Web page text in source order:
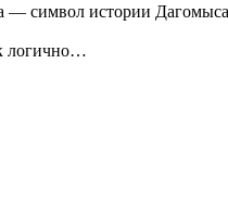
символ истории
логично…